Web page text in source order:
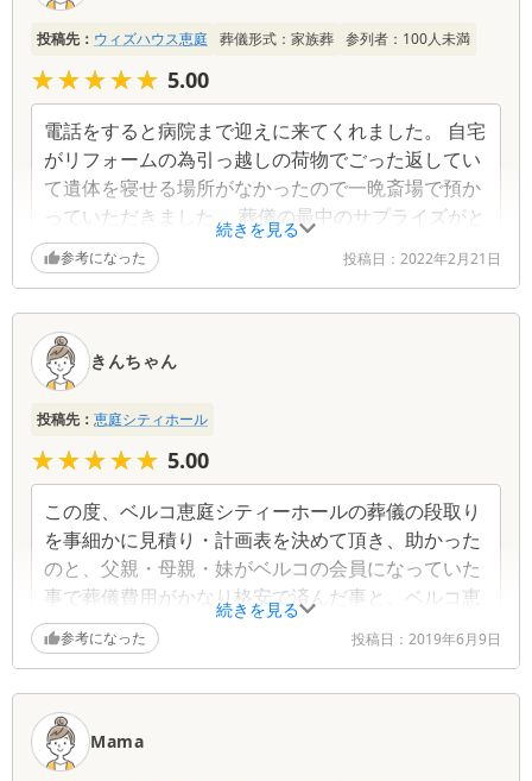
続きを見る
投稿先： ウィズハウス恵庭 葬儀形式： 家族葬 参列者： 100人未満
★★★★★
★★★★★ 5.00
電話をすると病院まで迎えに来てくれました。 自宅
がリフォームの為引っ越しの荷物でごった返してい
て遺体を寝せる場所がなかったので一晩斎場で預か
っていただきました。 葬儀の最中のサプライズがと
てもよく、故人が旅行好きだったことを聞いて手作
り旅行グッズを棺に入れてくれました。台湾旅行の
場所だったので思い出深い場所であり、感動しまし
た。 沢山のお花をいただきましたが、自宅に入らな
いことを考慮して一部だけ持ち帰ることとし、親戚
の方に残ったお花で花束を作ってもらって葬儀の後
持たせてくれました。
参考になった 投稿日： 2022年2月21日
続きを見る
きんちゃん
投稿先： 恵庭シティホール
★★★★★
★★★★★ 5.00
この度、ベルコ恵庭シティーホールの葬儀の段取り
を事細かに見積り・計画表を決めて頂き、助かった
のと、父親・母親・妹がベルコの会員になっていた
事で葬儀費用がかなり格安で済んだ事と、ベルコ恵
庭シティーホールの担当者を始めとするスタッフの
皆様のおかげで良い葬儀を迎えられて大変感謝致し
参考になった 投稿日： 2019年6月9日
Mama